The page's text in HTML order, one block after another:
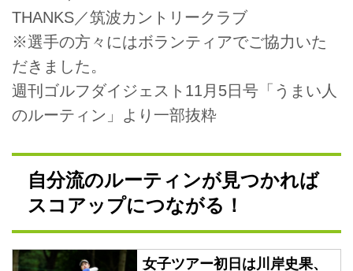
THANKS／筑波カントリークラブ
※選手の方々にはボランティアでご協力いた
だきました。
週刊ゴルフダイジェスト11月5日号「うまい人
のルーティン」より一部抜粋
自分流のルーティンが見つかれば
スコアップにつながる！
女子ツアー初日は川岸史果、